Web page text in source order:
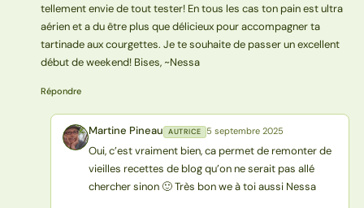
tellement envie de tout tester! En tous les cas ton pain est ultra
aérien et a du être plus que délicieux pour accompagner ta
tartinade aux courgettes. Je te souhaite de passer un excellent
début de weekend! Bises, ~Nessa
Répondre
MP Martine Pineau AUTRICE 5 septembre 2025
Oui, c’est vraiment bien, ca permet de remonter de
vieilles recettes de blog qu’on ne serait pas allé
chercher sinon 🙂 Très bon we à toi aussi Nessa